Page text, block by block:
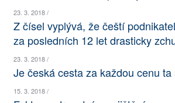
AUTOŘI
SOCIÁLNÍ SÍTĚ
23. 3. 2018 /
Z čísel vyplývá, že čeští
za posledních 12 let drasticky
23. 3. 2018 /
Je česká cesta za každou cenu ta
15. 3. 2018 /